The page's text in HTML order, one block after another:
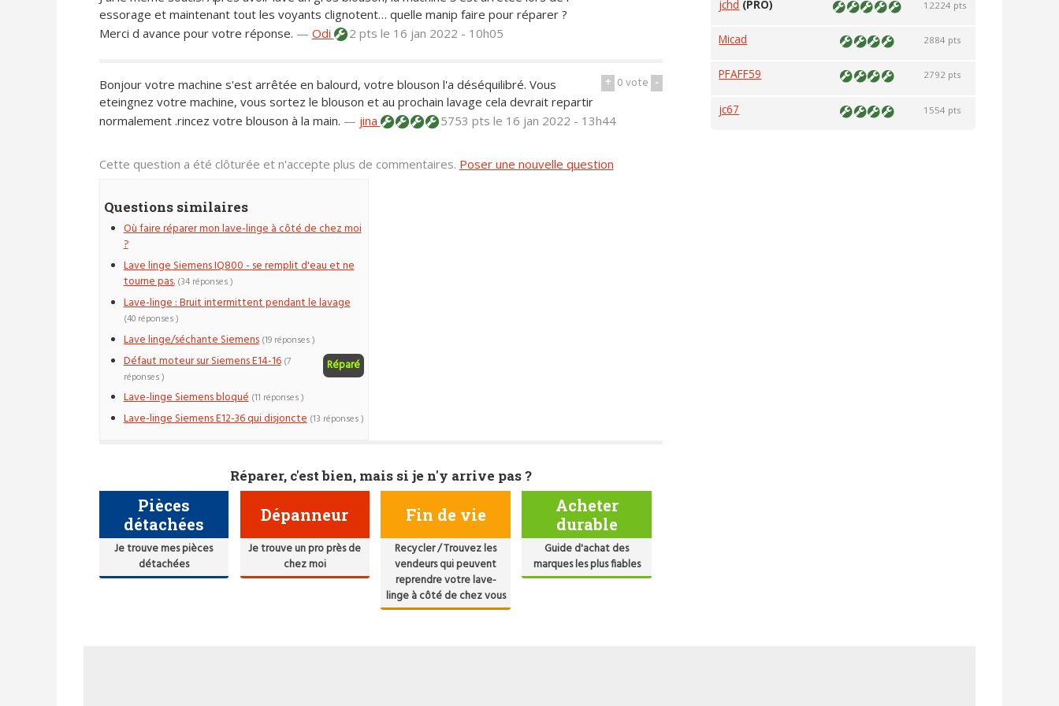
essorage et maintenant tout les voyants clignotent… quelle manip faire pour réparer ?
Merci d avance pour votre réponse. — Odi 2 pts le 16 jan 2022 - 10h05
+ 0vote -
Bonjour votre machine s'est arrêtée en balourd, votre blouson l'a déséquilibré. Vous
eteingnez votre machine, vous sortez le blouson et au prochain lavage cela devrait repartir
normalement .rincez votre blouson à la main. — jina 5753 pts le 16 jan 2022 - 13h44
Cette question a été clôturée et n'accepte plus de commentaires. Poser une nouvelle question
Questions similaires
Où faire réparer mon lave-linge à côté de chez moi
?
Lave linge Siemens IQ800 - se remplit d'eau et ne
tourne pas. (34 réponses )
Lave-linge : Bruit intermittent pendant le lavage
(40 réponses )
Lave linge/séchante Siemens (19 réponses )
Défaut moteur sur Siemens E14-16 Réparé
(7
réponses )
Lave-linge Siemens bloqué (11 réponses )
Lave-linge Siemens E12-36 qui disjoncte (13 réponses )
Réparer, c'est bien, mais si je n'y arrive pas ?
Pièces
détachées
Je trouve mes pièces
détachées
Dépanneur
Je trouve un pro près de
chez moi
Fin de vie
Recycler / Trouvez les
vendeurs qui peuvent
reprendre votre lave-
linge à côté de chez vous
Acheter
durable
Guide d'achat des
marques les plus fiables
jchd (PRO) 12224 pts
Micad 2884 pts
PFAFF59 2792 pts
jc67 1554 pts